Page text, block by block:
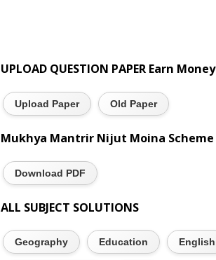
UPLOAD QUESTION PAPER Earn Money
Upload Paper Old Paper
Mukhya Mantrir Nijut Moina Scheme
Download PDF
ALL SUBJECT SOLUTIONS
Geography Education English